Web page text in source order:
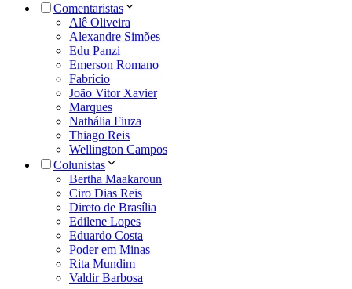
Comentaristas
Alê Oliveira
Alexandre Simões
Edu Panzi
Emerson Romano
Fabrício
João Vitor Xavier
Marques
Nathália Fiuza
Thiago Reis
Wellington Campos
Colunistas
Bertha Maakaroun
Ciro Dias Reis
Direto de Brasília
Edilene Lopes
Eduardo Costa
Poder em Minas
Rita Mundim
Valdir Barbosa